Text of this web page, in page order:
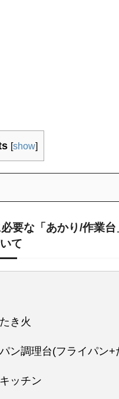
[show]
要な「あかり/作業
て
き火
ン調理台(フライパン+
ッチン